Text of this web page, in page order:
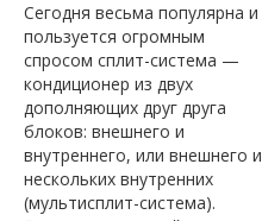
Сегодня весьма популярна и
пользуется огромным
спросом сплит-система —
кондиционер из двух
дополняющих друг друга
блоков: внешнего и
внутреннего, или внешнего и
нескольких внутренних
(мультисплит-система).